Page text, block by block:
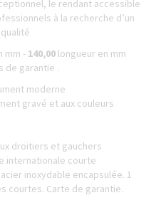
le rendant accessible
à la recherche d’un
mm - 140,00 longueur en mm
de garantie .
moderne
gravé et aux couleurs
droitiers et gauchers
internationale courte
inoxydable encapsulée. 1
courtes. Carte de garantie.